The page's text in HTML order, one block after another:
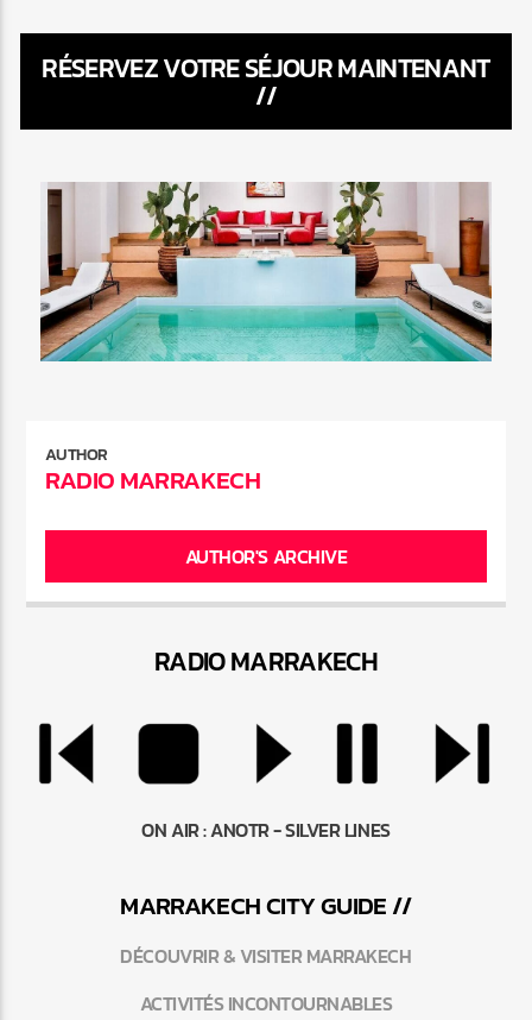
RÉSERVEZ VOTRE SÉJOUR MAINTENANT
//
AUTHOR
RADIO MARRAKECH
AUTHOR'S ARCHIVE
RADIO MARRAKECH
ON AIR :ANOTR - SILVER LINES
MARRAKECHCITY GUIDE //
DÉCOUVRIR & VISITER MARRAKECH
ACTIVITÉS INCONTOURNABLES